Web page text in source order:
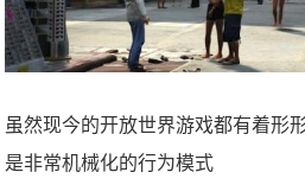
虽然现今的开放世界游戏都有着形
是非常机械化的行为模式